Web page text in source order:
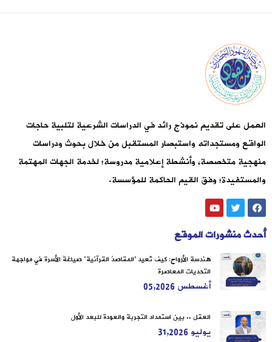
العمل على تقديم نموذج رائد في الدراسات الشرعية لتلبية حاجات
الواقع ومستجداته واستبصار المستقبل من خلال بحوث ودراسات
منهجية متخصصة، وأنشطة إعلامية مدروسة؛ لخدمة الجهات المهتمة
والمستفيدة؛ وفق القيم الحاكمة للمؤسسة.
أحدث منشورات الموقع
هندسة الأرواح: كيف تُعيد “المقاصدُ القرآنية” صياغةَ الأسرة في مواجهة
التحديات المعاصرة
أغسطس 05,2026
العقل .. بين استمداد التجربة والعودة للبعد الأول
يوليو 31,2026